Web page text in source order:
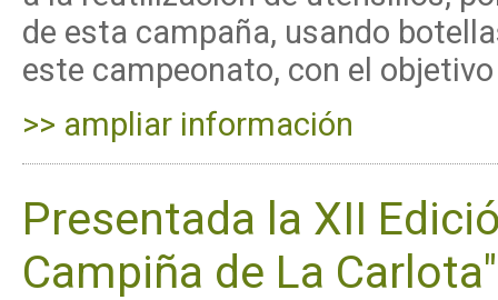
de esta campaña, usando
este campeonato, con el
>> ampliar información
Presentada la XII
Campiña de La